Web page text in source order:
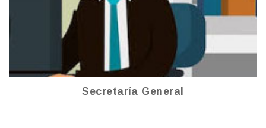
Ver más
Secretaría General